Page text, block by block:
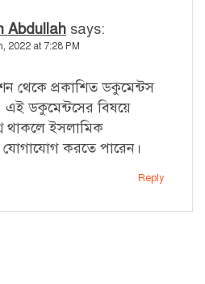
Abdullah says:
2022 at 7:28 PM
থেকে প্রকাশিত ডকুমেন্টস
এই ডকুমেন্টসের বিষয়ে
থাকলে ইসলামিক
যোগাযোগ করতে পারেন।
Reply